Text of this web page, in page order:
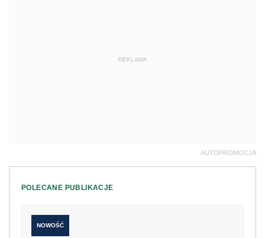
REKLAMA
AUTOPROMOCJA
POLECANE PUBLIKACJE
NOWOŚĆ